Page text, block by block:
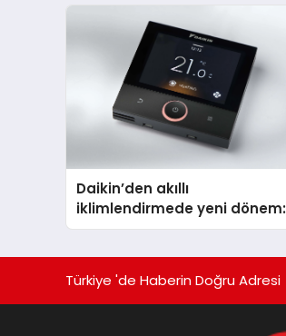
Daikin’den akıllı
iklimlendirmede yeni dönem:
Madoka Plus Türkiye’de
Türkiye 'de Haberin Doğru Adresi